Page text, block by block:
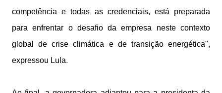
competência e todas as credenciais, está preparada
para enfrentar o desafio da empresa neste contexto
global de crise climática e de transição energética",
expressou Lula.